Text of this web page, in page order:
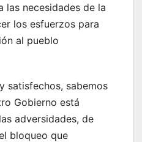
las necesidades de la
los esfuerzos para
al pueblo
satisfechos, sabemos
Gobierno está
adversidades, de
bloqueo que